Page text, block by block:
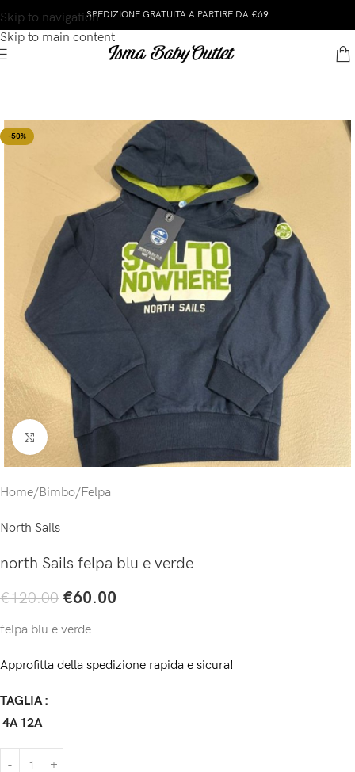
Skip to navigation
Skip to main content
SPEDIZIONE GRATUITA A PARTIRE DA €69
-50%
Click to enlarge
Home/Bimbo/Felpa
North Sails
north Sails felpa blu e verde
€120.00 €60.00
felpa blu e verde
Approfitta della spedizione rapida e sicura!
TAGLIA
4A12A